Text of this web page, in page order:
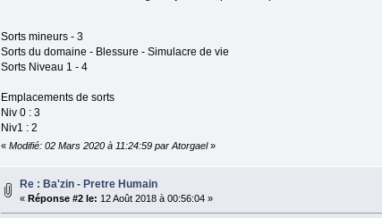
Sorts mineurs - 3
Sorts du domaine - Blessure - Simulacre de vie
Sorts Niveau 1 - 4
Emplacements de sorts
Niv 0 : 3
Niv1 : 2
« Modifié: 02 Mars 2020 à 11:24:59 par Atorgael»
Re : Ba'zin - Pretre Humain
« Réponse #2 le: 12 Août 2018 à 00:56:04 »